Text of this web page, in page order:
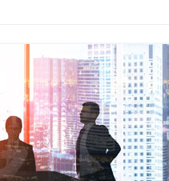
たれり」
襲う知らざる敵」
第48回 「杞憂か事実か」
第49回 「久々のＴＶ出
第50回 「失われた方向
第51回 「岬の決意」